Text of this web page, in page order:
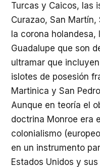
Turcas y Caicos, las
Curazao, San
la corona
Guadalupe que son
ultramar que
islotes de posesión
Martinica y San
Aunque en teoría el
doctrina Monroe era
colonialismo
en un instrumento
Estados Unidos y